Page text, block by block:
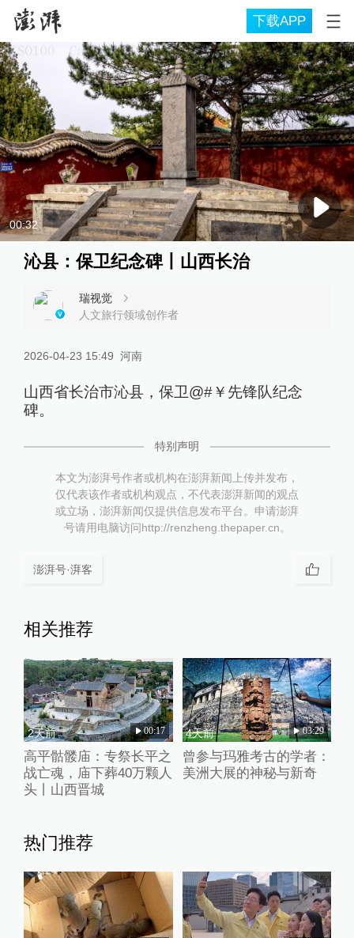
下载APP
00:32
沁县：保卫纪念碑丨山西长治
瑞视觉
人文旅行领域创作者
2026-04-23 15:49 河南
山西省长治市沁县，保卫@#￥先锋队纪念
碑。
特别声明
本文为澎湃号作者或机构在澎湃新闻上传并发布，
仅代表该作者或机构观点，不代表澎湃新闻的观点
或立场，澎湃新闻仅提供信息发布平台。申请澎湃
号请用电脑访问http://renzheng.thepaper.cn。
澎湃号·湃客
相关推荐
2天前 00:17
高平骷髅庙：专祭长平之
战亡魂，庙下葬40万颗人
头丨山西晋城
4天前 03:29
曾参与玛雅考古的学者：
美洲大展的神秘与新奇
热门推荐